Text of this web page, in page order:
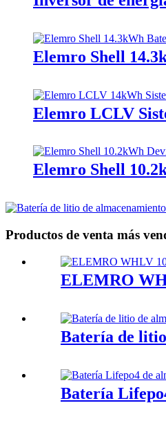
Elemro Shell
Elemro LCLV
Elemro Shell
Productos de venta más
ELEMRO
Batería de
Batería